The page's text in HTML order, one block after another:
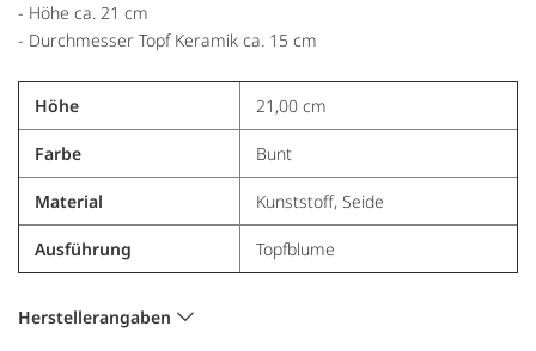
- Höhe ca. 21 cm
- Durchmesser Topf Keramik ca. 15 cm
Höhe 21,00 cm
Farbe Bunt
Material Kunststoff, Seide
Ausführung Topfblume
Herstellerangaben